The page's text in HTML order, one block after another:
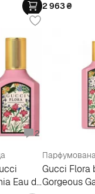
2 963₴
2
Eau de
Gucci Flora
Gorgeous